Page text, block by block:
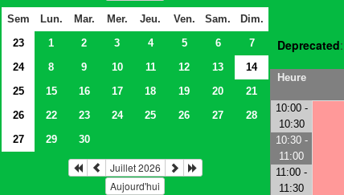
Sem Lun. Mar. Mer. Jeu. Ven. Sam.
Dim.
23
1 2 3 4 5 6
7
24
8 9 10 11 12 13
14
25
15 16 17 18 19 20
21
26
22 23 24 25 26 27
28
27
29 30
Juillet 2026
Aujourd'hui
Deprecated
Heure
10:00 -
10:30
10:30 -
11:00
11:00 -
11:30